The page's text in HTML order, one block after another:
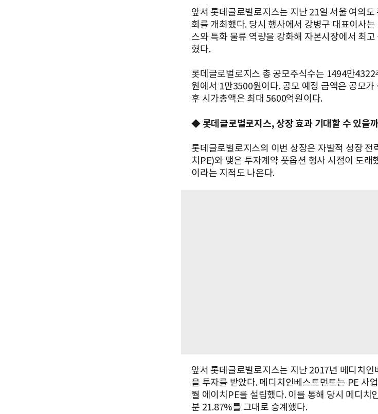
앞서 롯데글로벌로지스는 지난 21일 서울 여의
회를 개최했다. 당시 행사에서 강병구 대표이사
스와 특화 물류 역량을 강화해 자본시장에서 최
혔다.
롯데글로벌로지스 총 공모주식수는 1494만
원에서 1만3500원이다. 공모 예정 금액은 공모
후 시가총액은 최대 5600억원이다.
◆ 롯데글로벌로지스, 상장 효과 기대할 수 있을
롯데글로벌로지스의 이번 상장은 자발적 성장 전
치PE)와 맺은 투자계약 풋옵션 행사 시점이 도래
이라는 지적도 나온다.
앞서 롯데글로벌로지스는 지난 2017년 메디치
을 투자를 받았다. 메디치인베스트먼트는 PE 사
월 에이치PE를 설립했다. 이를 통해 당시 메디치
분 21.87%를 그대로 승계했다.